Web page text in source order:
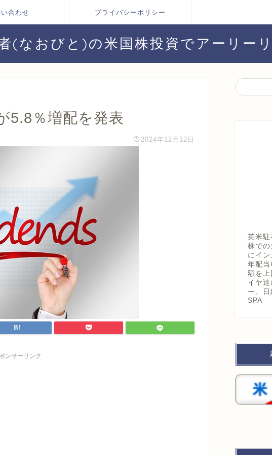
合わせ プライバシーポリシー
(なおびと)の米国株投資でアーリー
5.8％増配を発表
2024年12月12日
ンサーリンク
英米駐
株で
にイ
年配
額を上
イヤ
ー、
SPA